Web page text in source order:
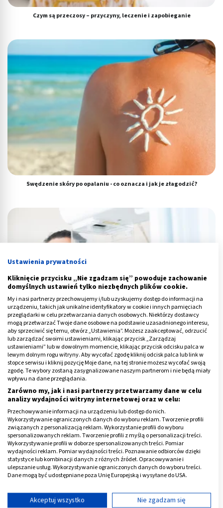
Czym są przeczosy – przyczyny, leczenie i zapobieganie
Swędzenie skóry po opalaniu - co oznacza i jak je złagodzić?
Torbiele w piersiach: przyczyny, objawy, leczenie. Czy bolą?
Ustawienia prywatności
Kliknięcie przycisku „Nie zgadzam się” powoduje zachowanie
domyślnych ustawień tylko niezbędnych plików cookie.
My i nasi partnerzy przechowujemy i/lub uzyskujemy dostęp do informacji na
urządzeniu, takich jak unikalne identyfikatory w cookie i innych pamięciach
przeglądarki w celu przetwarzania danych osobowych. Niektórzy dostawcy
mogą przetwarzać Twoje dane osobowe na podstawie uzasadnionego interesu,
aby sprzeciwić się temu, otwórz „Ustawienia”. Możesz zaakceptować, odrzucić
lub zarządzać swoimi ustawieniami, klikając przycisk „Zarządzaj
ustawieniami” lub w dowolnym momencie, klikając przycisk odcisku palca w
lewym dolnym rogu witryny. Aby wycofać zgodę kliknij odcisk palca lub link w
stopce serwisu i kliknij pozycję Moje dane, na tej stronie możesz wycofać swoją
zgodę. Te wybory zostaną zasygnalizowane naszym partnerom i nie będą miały
wpływu na dane przeglądania.
Zarówno my, jak i nasi partnerzy przetwarzamy dane w celu
analizy wydajności witryny internetowej oraz w celu:
Przechowywanie informacji na urządzeniu lub dostęp do nich.
Wykorzystywanie ograniczonych danych do wyboru reklam. Tworzenie profili
związanych z personalizacją reklam. Wykorzystanie profili do wyboru
spersonalizowanych reklam. Tworzenie profili z myślą o personalizacji treści.
Wykorzystywanie profili w doborze spersonalizowanych treści. Pomiar
wydajności reklam. Pomiar wydajności treści. Poznawanie odbiorców dzięki
statystyce lub kombinacji danych z różnych źródeł. Opracowywanie i
ulepszanie usług. Wykorzystywanie ograniczonych danych do wyboru treści.
Dane mogą być udostępniane poza Unię Europejską i wysyłane do USA.
Wyświetl listę partnerów (11 dostawców IAB)
Akceptuj wszystko
Nie zgadzam się